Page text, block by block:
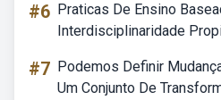
#6 Praticas De Ensino
Interdisciplinaridade
#7 Podemos Definir
Um Conjunto De